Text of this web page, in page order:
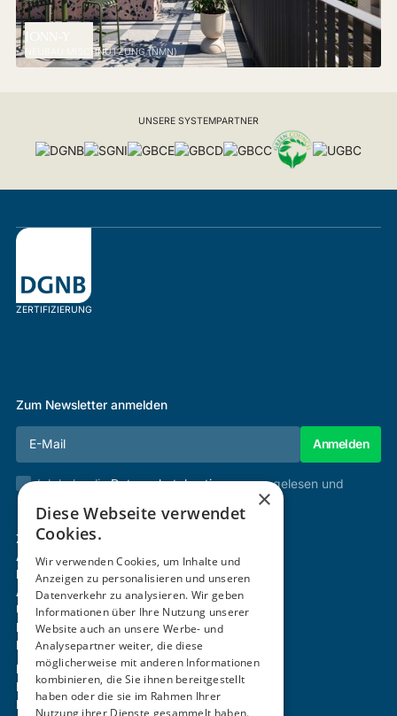
NEUBAU MISCHNUTZUNG (NMN)
UNSERE SYSTEMPARTNER
ZERTIFIZIERUNG
Zum Newsletter anmelden
Ich habe dieDatenschutzbestimmungengelesen und
Zertifizierung & Verifikation
Akademie
Mitgliedschaft
Aktivitäten
Über uns
Login
Kontakt
Impressum
Datenschutz
Barrierefreiheitserklärung
×
Diese Webseite verwendet
Cookies.
Wir verwenden Cookies, um Inhalte und
Anzeigen zu personalisieren und unseren
Datenverkehr zu analysieren. Wir geben
Informationen über Ihre Nutzung unserer
Website auch an unsere Werbe- und
Analysepartner weiter, die diese
möglicherweise mit anderen Informationen
kombinieren, die Sie ihnen bereitgestellt
haben oder die sie im Rahmen Ihrer
Nutzung ihrer Dienste gesammelt haben.